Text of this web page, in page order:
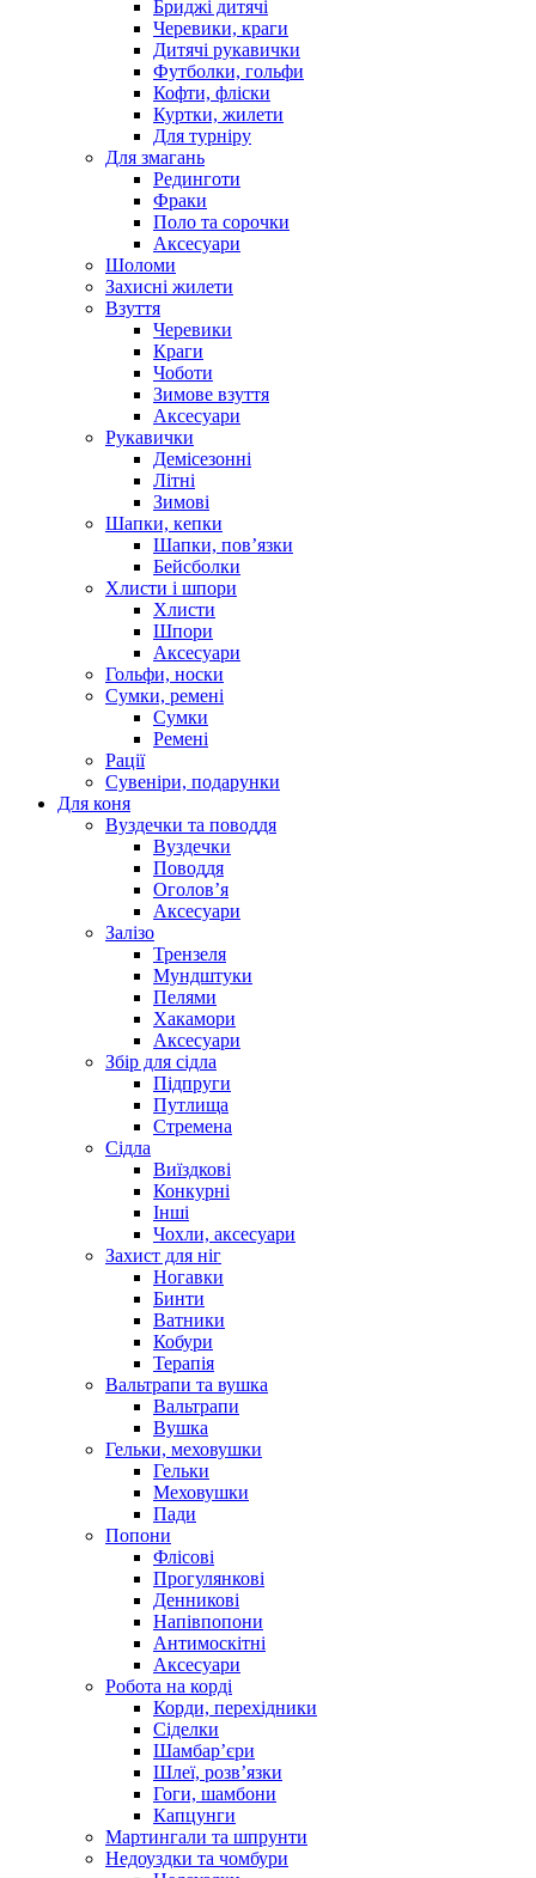
Бриджі дитячі
Черевики, краги
Дитячі рукавички
Футболки, гольфи
Кофти, фліски
Куртки, жилети
Для турніру
Для змагань
Рединготи
Фраки
Поло та сорочки
Аксесуари
Шоломи
Захисні жилети
Взуття
Черевики
Краги
Чоботи
Зимове взуття
Аксесуари
Рукавички
Демісезонні
Літні
Зимові
Шапки, кепки
Шапки, пов’язки
Бейсболки
Хлисти і шпори
Хлисти
Шпори
Аксесуари
Гольфи, носки
Сумки, ремені
Сумки
Ремені
Рації
Сувеніри, подарунки
Для коня
Вуздечки та поводдя
Вуздечки
Поводдя
Оголов’я
Аксесуари
Залізо
Трензеля
Мундштуки
Пелями
Хакамори
Аксесуари
Збір для сідла
Підпруги
Путлища
Стремена
Сідла
Виїздкові
Конкурні
Інші
Чохли, аксесуари
Захист для ніг
Ногавки
Бинти
Ватники
Кобури
Терапія
Вальтрапи та вушка
Вальтрапи
Вушка
Гельки, меховушки
Гельки
Меховушки
Пади
Попони
Флісові
Прогулянкові
Денникові
Напівпопони
Антимоскітні
Аксесуари
Робота на корді
Корди, перехідники
Сіделки
Шамбар’єри
Шлеї, розв’язки
Гоги, шамбони
Капцунги
Мартингали та шпрунти
Недоуздки та чомбури